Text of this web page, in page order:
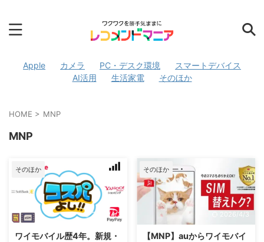
Apple カメラ PC・デスク環境
スマートデバイス
AI活用
生活家電 そのほか
HOME > MNP
MNP
そのほか
2026/4/3
ワイモバイル歴4年。新規・
そのほか
2026/4/3
【MNP】auからワイモバイ